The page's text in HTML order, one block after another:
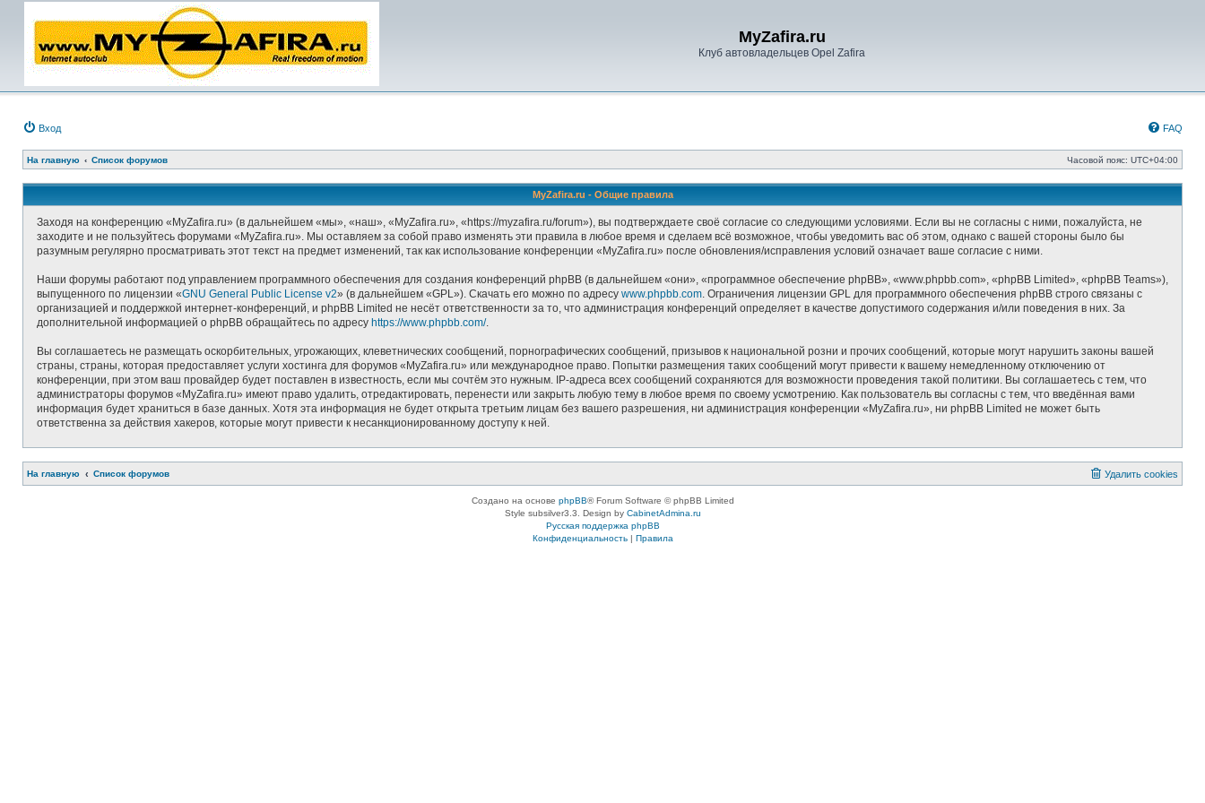
MyZafira.ru
Клуб автовладельцев Opel Zafira
Вход FAQ
На главную Список форумов Часовой пояс: UTC+04:00
MyZafira.ru - Общие правила
Заходя на конференцию «MyZafira.ru» (в дальнейшем «мы», «наш», «MyZafira.ru», «https://myzafira.ru/forum»), вы подтверждаете своё согласие со следующими условиями. Если вы не согласны с ними, пожалуйста, не
заходите и не пользуйтесь форумами «MyZafira.ru». Мы оставляем за собой право изменять эти правила в любое время и сделаем всё возможное, чтобы уведомить вас об этом, однако с вашей стороны было бы
разумным регулярно просматривать этот текст на предмет изменений, так как использование конференции «MyZafira.ru» после обновления/исправления условий означает ваше согласие с ними.
Наши форумы работают под управлением программного обеспечения для создания конференций phpBB (в дальнейшем «они», «программное обеспечение phpBB», «www.phpbb.com», «phpBB Limited», «phpBB Teams»),
выпущенного по лицензии «GNU General Public License v2» (в дальнейшем «GPL»). Скачать его можно по адресу www.phpbb.com. Ограничения лицензии GPL для программного обеспечения phpBB строго связаны с
организацией и поддержкой интернет-конференций, и phpBB Limited не несёт ответственности за то, что администрация конференций определяет в качестве допустимого содержания и/или поведения в них. За
дополнительной информацией о phpBB обращайтесь по адресу https://www.phpbb.com/.
Вы соглашаетесь не размещать оскорбительных, угрожающих, клеветнических сообщений, порнографических сообщений, призывов к национальной розни и прочих сообщений, которые могут нарушить законы вашей
страны, страны, которая предоставляет услуги хостинга для форумов «MyZafira.ru» или международное право. Попытки размещения таких сообщений могут привести к вашему немедленному отключению от
конференции, при этом ваш провайдер будет поставлен в известность, если мы сочтём это нужным. IP-адреса всех сообщений сохраняются для возможности проведения такой политики. Вы соглашаетесь с тем, что
администраторы форумов «MyZafira.ru» имеют право удалить, отредактировать, перенести или закрыть любую тему в любое время по своему усмотрению. Как пользователь вы согласны с тем, что введённая вами
информация будет храниться в базе данных. Хотя эта информация не будет открыта третьим лицам без вашего разрешения, ни администрация конференции «MyZafira.ru», ни phpBB Limited не может быть
ответственна за действия хакеров, которые могут привести к несанкционированному доступу к ней.
На главную Список форумов Удалить cookies
Создано на основе phpBB® Forum Software © phpBB Limited
Style subsilver3.3. Design by CabinetAdmina.ru
Русская поддержка phpBB
Конфиденциальность| Правила